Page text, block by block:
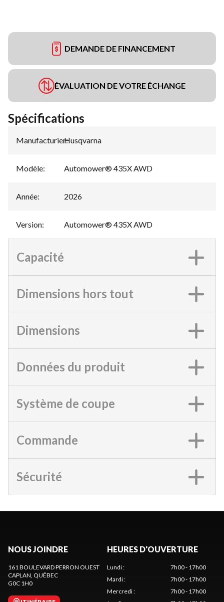
DEMANDE DE FINANCEMENT
ÉVALUATION DE VOTRE ÉCHANGE
Spécifications
Manufacturier:
Husqvarna
Modèle: Automower® 435X AWD
Année: 2026
Version: Automower® 435X AWD
Capacité
Dimensions hors tout
Dimensions
Données du produit
Système de coupe
Commande
Sécurité
NOUS JOINDRE
161 BOULEVARD PERRON OUEST
CAPLAN, QUÉBEC
G0C 1H0
HEURES D'OUVERTURE
Lundi:
7h00 - 17h00
Mardi:
7h00 - 17h00
Mercredi:
7h00 - 17h00